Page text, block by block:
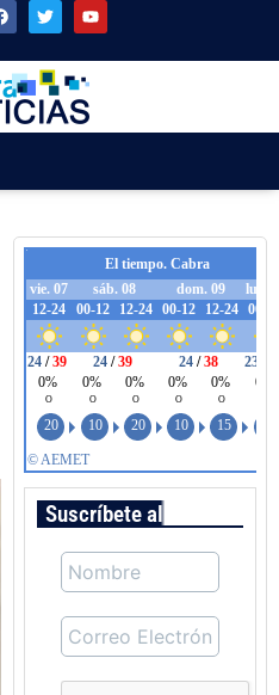
Suscríbete al boletín